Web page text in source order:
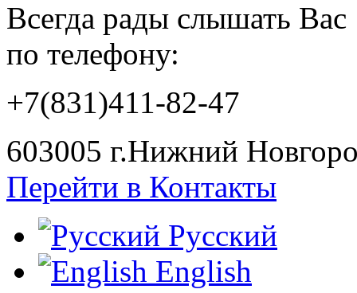
Всегда рады слышать Вас
по телефону:
+7(831)411-82-47
603005 г.Нижний
Перейти в Контакты
Русский
English